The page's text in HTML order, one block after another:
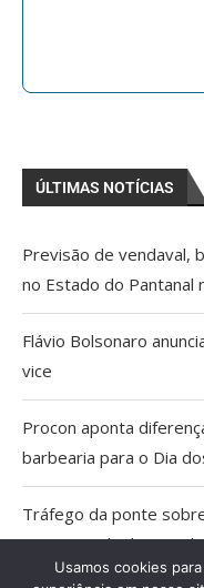
ÚLTIMAS NOTÍCIAS
Previsão de vendaval,
no Estado do Pantanal
Flávio Bolsonaro
vice
Procon aponta
barbearia para o Dia
Tráfego da ponte
nova agenda de
Usamos cookies